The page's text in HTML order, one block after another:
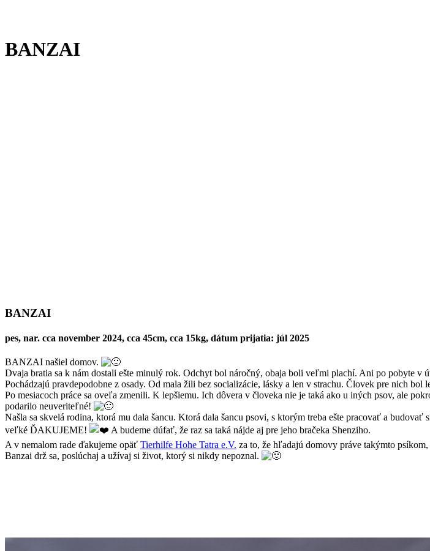
BANZAI
BANZAI
pes, nar. cca november 2024, cca 45cm, cca 15kg, dátum prijatia: júl 2025
BANZAI našiel domov.
Dvaja bratia sa k nám dostali ešte minulý rok. Odchyt bol náročný, obaja boli veľmi plachí. Ani po pobyte v
Pochádzajú pravdepodobne z osady. Od mala žili bez socializácie, lásky a len v strachu. Človek pre nich bol
Po mesiacoch práce sa oveľa zmenili. K lepšiemu. Ich dôvera v človeka nie je taká ako u iných psov, ale
podarilo neuveriteľné!
Našla sa skvelá rodina, ktorá mu dala šancu. Ktorá dala šancu psovi, s ktorým treba ešte pracovať a
veľké ĎAKUJEME!
A budeme dúfať, že raz sa taká nájde aj pre jeho bračeka Shenziho.
A v nemalom rade ďakujeme opäť Tierhilfe Hohe Tatra e.V. za to, že hľadajú domovy práve takýmto
Banzai drž sa, poslúchaj a užívaj si život, ktorý si nikdy nepoznal.